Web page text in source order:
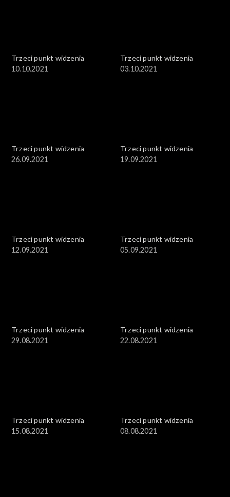
Trzeci punkt widzenia
10.10.2021
Trzeci punkt widzenia
03.10.2021
Trzeci punkt widzenia
26.09.2021
Trzeci punkt widzenia
19.09.2021
Trzeci punkt widzenia
12.09.2021
Trzeci punkt widzenia
05.09.2021
Trzeci punkt widzenia
29.08.2021
Trzeci punkt widzenia
22.08.2021
Trzeci punkt widzenia
15.08.2021
Trzeci punkt widzenia
08.08.2021